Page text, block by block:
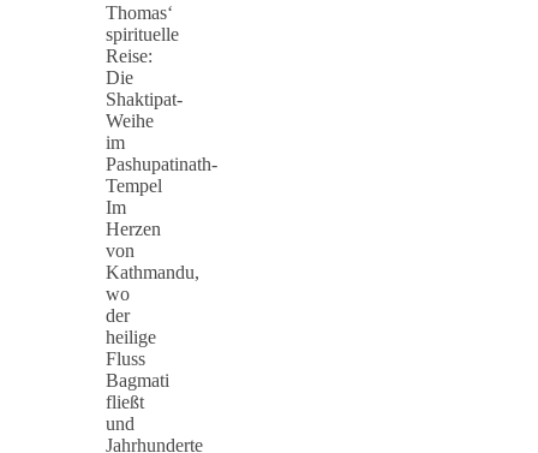
Thomas‘
spirituelle
Reise:
Die
Shaktipat-
Weihe
im
Pashupatinath-
Tempel
Im
Herzen
von
Kathmandu,
wo
der
heilige
Fluss
Bagmati
fließt
und
Jahrhunderte